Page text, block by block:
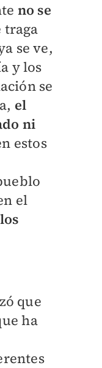
no se
traga
se ve,
y los
se
el
ni
estos
el
que
ha